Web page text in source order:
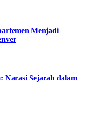
Menjadi
Narasi Sejarah dalam